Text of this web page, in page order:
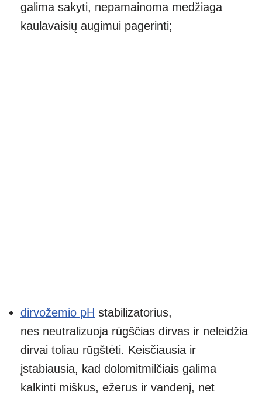
galima sakyti, nepamainoma medžiaga
kaulavaisių augimui pagerinti;
dirvožemio pH stabilizatorius,
nes neutralizuoja rūgščias dirvas ir neleidžia
dirvai toliau rūgštėti. Keisčiausia ir
įstabiausia, kad dolomitmilčiais galima
kalkinti miškus, ežerus ir vandenį, net